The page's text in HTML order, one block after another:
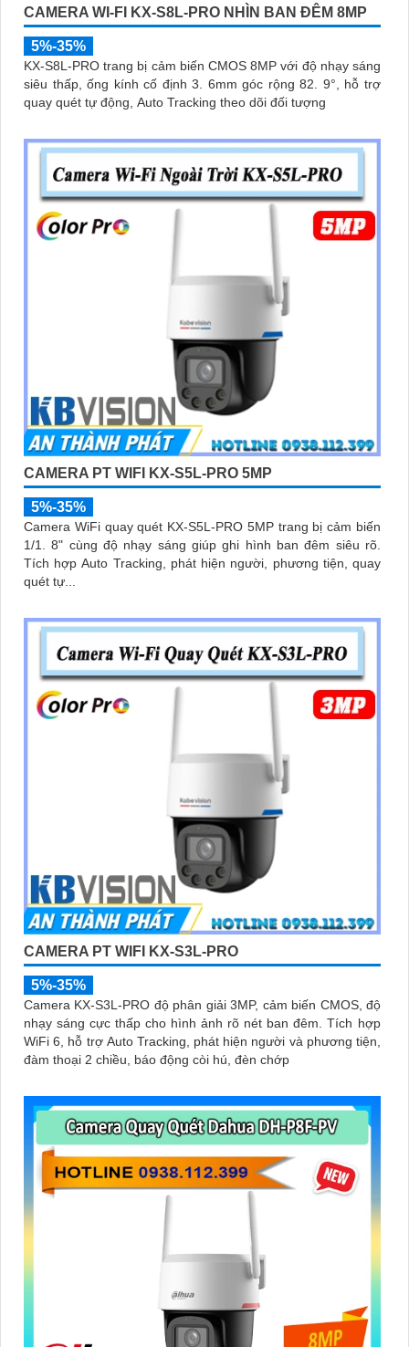
CAMERA WI-FI KX-S8L-PRO NHÌN BAN ĐÊM 8MP
5%-35%
KX-S8L-PRO trang bị cảm biến CMOS 8MP với độ nhạy sáng
siêu thấp, ống kính cố định 3. 6mm góc rộng 82. 9°, hỗ trợ
quay quét tự động, Auto Tracking theo dõi đối tượng
CAMERA PT WIFI KX-S5L-PRO 5MP
5%-35%
Camera WiFi quay quét KX-S5L-PRO 5MP trang bị cảm biến
1/1. 8" cùng độ nhạy sáng giúp ghi hình ban đêm siêu rõ.
Tích hợp Auto Tracking, phát hiện người, phương tiện, quay
quét tự...
CAMERA PT WIFI KX-S3L-PRO
5%-35%
Camera KX-S3L-PRO độ phân giải 3MP, cảm biến CMOS, độ
nhạy sáng cực thấp cho hình ảnh rõ nét ban đêm. Tích hợp
WiFi 6, hỗ trợ Auto Tracking, phát hiện người và phương tiện,
đàm thoại 2 chiều, báo động còi hú, đèn chớp